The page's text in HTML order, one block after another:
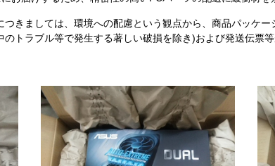
きましては、環境への配慮という観点から、商品パッケ
トラブル等で発生する著しい破損を除き)および発送伝票